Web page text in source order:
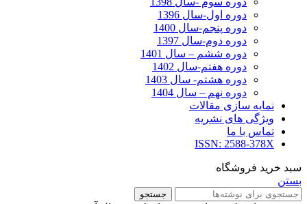
دوره اول-سال 1396
دوره پنجم-سال 1400
دوره دوم-سال 1397
دوره ششم – سال 1401
دوره هفتم-سال 1402
دوره هشتم- سال 1403
دوره نهم – سال 1404
نمایه سازی مقالات
ویژگی های نشریه
تماس با ما
ISSN: 2588-378X
سبد خرید فروشگاه
بستن
جستجو